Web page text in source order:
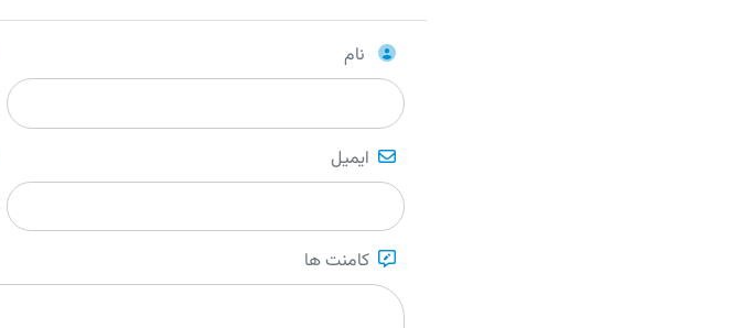
نام
ایمیل
کامنت ها